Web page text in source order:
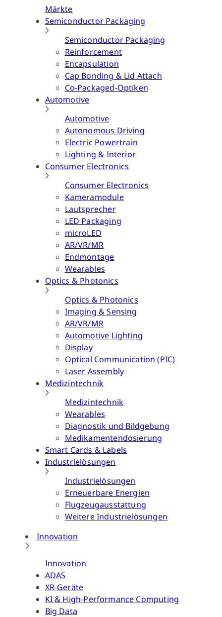
Märkte
Semiconductor Packaging
Semiconductor Packaging
Reinforcement
Encapsulation
Cap Bonding & Lid Attach
Co-Packaged-Optiken
Automotive
Automotive
Autonomous Driving
Electric Powertrain
Lighting & Interior
Consumer Electronics
Consumer Electronics
Kameramodule
Lautsprecher
LED Packaging
microLED
AR/VR/MR
Endmontage
Wearables
Optics & Photonics
Optics & Photonics
Imaging & Sensing
AR/VR/MR
Automotive Lighting
Display
Optical Communication (PIC)
Laser Assembly
Medizintechnik
Medizintechnik
Wearables
Diagnostik und Bildgebung
Medikamentendosierung
Smart Cards & Labels
Industrielösungen
Industrielösungen
Erneuerbare Energien
Flugzeugausstattung
Weitere Industrielösungen
Innovation
Innovation
ADAS
XR-Geräte
KI & High-Performance Computing
Big Data